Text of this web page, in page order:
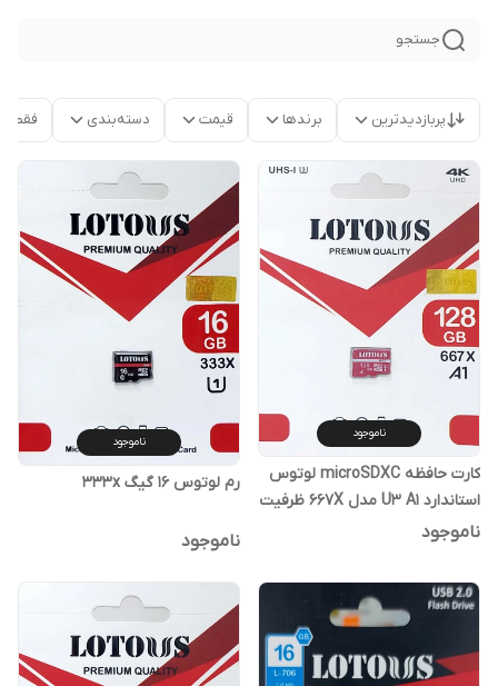
جستجو
پربازدیدترین برندها قیمت دسته‌بندی فقط
ناموجود
کارت حافظه‌ microSDXC لوتوس
استاندارد U3 A1 مدل 667X ظرفیت
128 گیگابایت
ناموجود
ناموجود
رم لوتوس 16 گیگ 333x
ناموجود